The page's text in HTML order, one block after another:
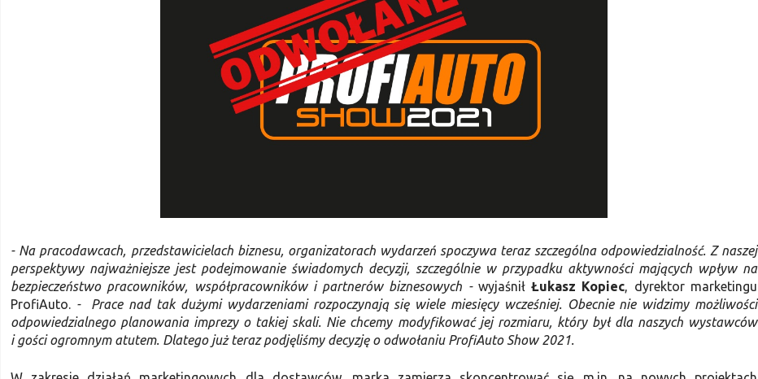
- Na pracodawcach, przedstawicielach biznesu, organizatorach wydarzeń spoczywa teraz szczególna odpowiedzialność. Z naszej
perspektywy najważniejsze jest podejmowanie świadomych decyzji, szczególnie w przypadku aktywności mających wpływ na
bezpieczeństwo pracowników, współpracowników i partnerów biznesowych -wyjaśniłŁukasz Kopiec, dyrektor marketingu
ProfiAuto. - Prace nad tak dużymi wydarzeniami rozpoczynają się wiele miesięcy wcześniej. Obecnie nie widzimy możliwości
odpowiedzialnego planowania imprezy o takiej skali. Nie chcemy modyfikować jej rozmiaru, który był dla naszych wystawców
i gości ogromnym atutem. Dlatego już teraz podjęliśmy decyzję o odwołaniu ProfiAuto Show 2021.